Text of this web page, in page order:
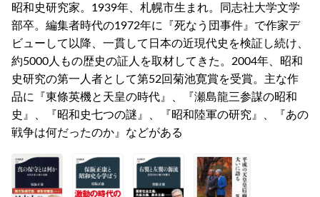
昭和史研究家。1939年、札幌市生まれ。同志社大学文学
部卒。編集者時代の1972年に『死なう団事件』で作家デ
ビューして以降、一貫して日本の近現代史を検証し続け、
約5000人もの歴史の証人を取材してきた。2004年、昭和
史研究の第一人者として第52回菊池寛賞を受賞。主な作
品に『東條英機と天皇の時代』、『瀬島龍三参謀の昭和
史』、『昭和史七つの謎』、『昭和陸軍の研究』、『あの
戦争は何だったのか』などがある